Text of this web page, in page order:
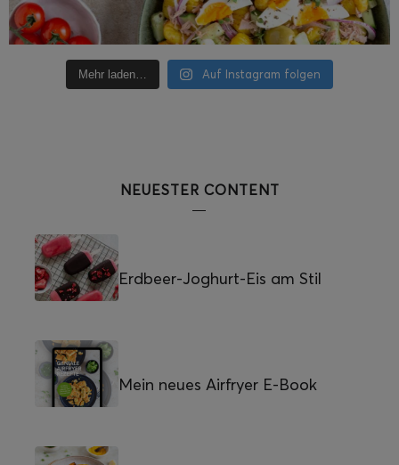
Mehr laden… Auf Instagram folgen
NEUESTER CONTENT
Erdbeer-Joghurt-Eis am Stil
Mein neues Airfryer E-Book